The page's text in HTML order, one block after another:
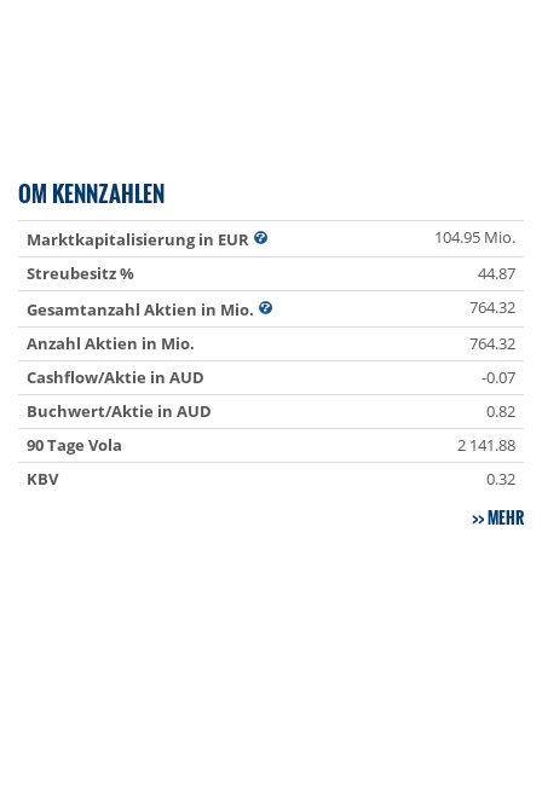
OM KENNZAHLEN
Marktkapitalisierung in EUR
104.95 Mio.
Streubesitz %
44.87
Gesamtanzahl Aktien in Mio.
764.32
Anzahl Aktien in Mio.
764.32
Cashflow/Aktie in AUD
-0.07
Buchwert/Aktie in AUD
0.82
90 Tage Vola
2 141.88
KBV
0.32
MEHR